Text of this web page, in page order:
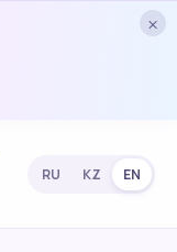
×
RU KZ EN